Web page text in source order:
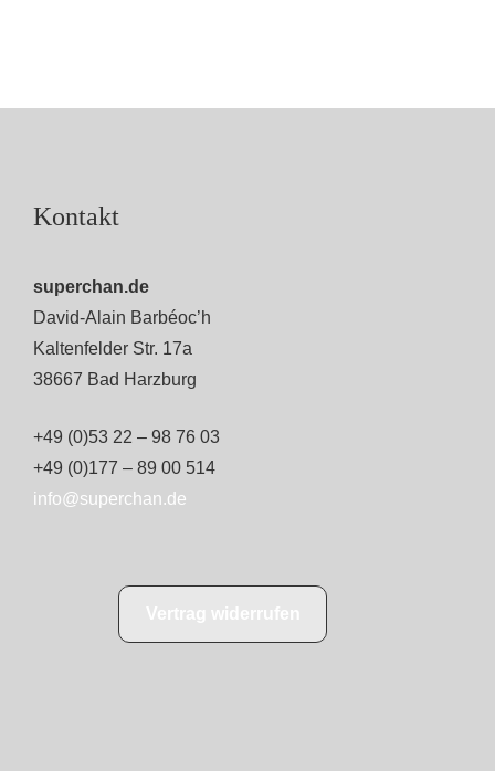
Kontakt
superchan.de
David-Alain Barbéoc’h
Kaltenfelder Str. 17a
38667 Bad Harzburg
+49 (0)53 22 – 98 76 03
+49 (0)177 – 89 00 514
info@superchan.de